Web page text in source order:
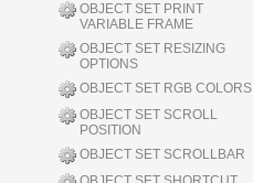
OBJECT SET PRINT
VARIABLE FRAME
OBJECT SET RESIZING
OPTIONS
OBJECT SET RGB COLORS
OBJECT SET SCROLL
POSITION
OBJECT SET SCROLLBAR